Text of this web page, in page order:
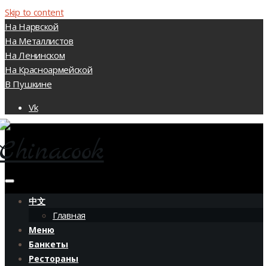
Skip to content
На Нарвской
На Металлистов
На Ленинском
На Красноармейской
В Пушкине
Vk
中文
Главная
Меню
Банкеты
Рестораны